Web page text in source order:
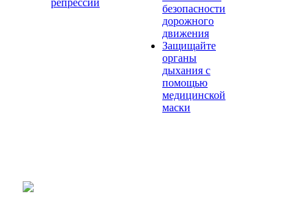
репрессий
безопасности
дорожного
движения
Защищайте
органы
дыхания с
помощью
медицинской
маски